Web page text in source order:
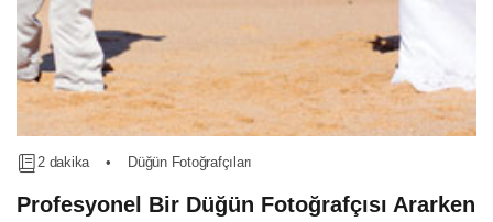
2 dakika • Düğün Fotoğrafçıları
Profesyonel Bir Düğün Fotoğrafçısı Ararken